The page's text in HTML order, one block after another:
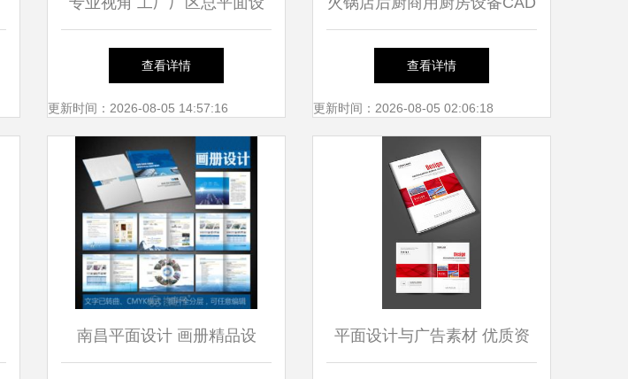
计施工图（全套）与广告设计
的协同作用
查看详情
更新时间：2026-08-05 14:57:16
平面布置图设计要点与实践
查看详情
更新时间：2026-08-05 02:06:18
南昌平面设计 画册精品设 平面设计与广告素材 优质资